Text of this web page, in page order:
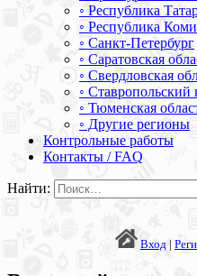
◦ Республика
◦ Республика Коми
◦ Санкт-Петербург
◦ Саратовская
◦ Свердловская
◦ Ставропольский
◦ Тюменская
◦ Другие регионы
Контрольные работы
Контакты / FAQ
Найти:
Вход |